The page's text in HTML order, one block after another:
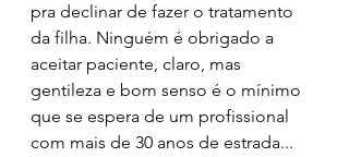
pra declinar de fazer o tratamento
da filha. Ninguém é obrigado a
aceitar paciente, claro, mas
gentileza e bom senso é o mínimo
que se espera de um profissional
com mais de 30 anos de estrada...